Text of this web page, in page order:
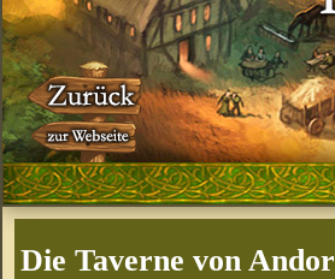
Die Taverne von Andor